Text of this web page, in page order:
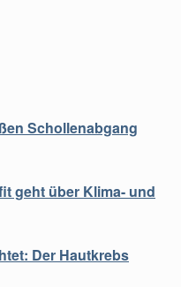
Schollenabgang
geht über Klima- und
Der Hautkrebs